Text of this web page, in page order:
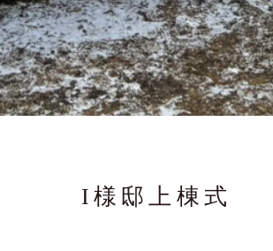
I様邸上棟式